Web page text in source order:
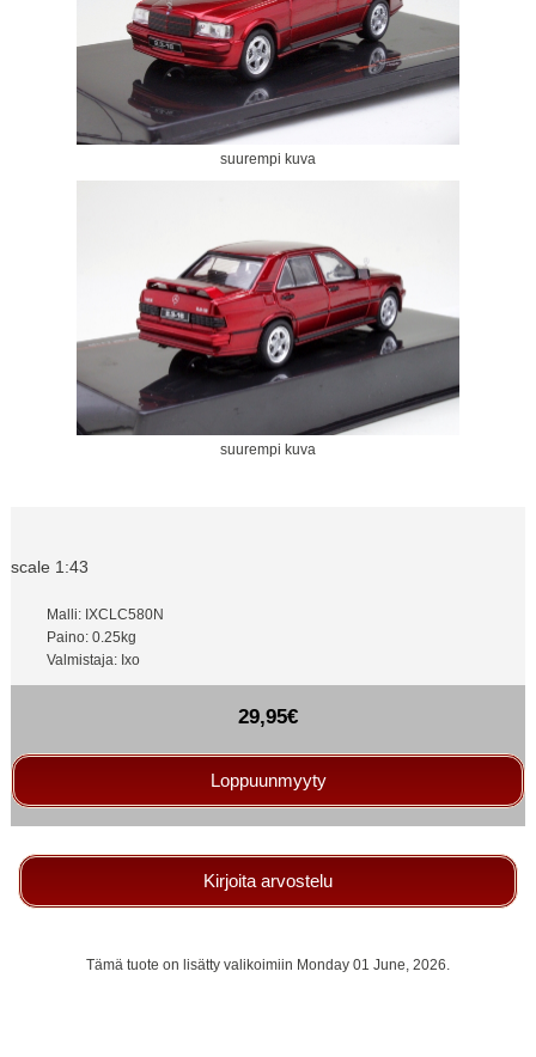
suurempi kuva
suurempi kuva
scale 1:43
Malli: IXCLC580N
Paino: 0.25kg
Valmistaja: Ixo
29,95€
Loppuunmyyty
Kirjoita arvostelu
Tämä tuote on lisätty valikoimiin Monday 01 June, 2026.